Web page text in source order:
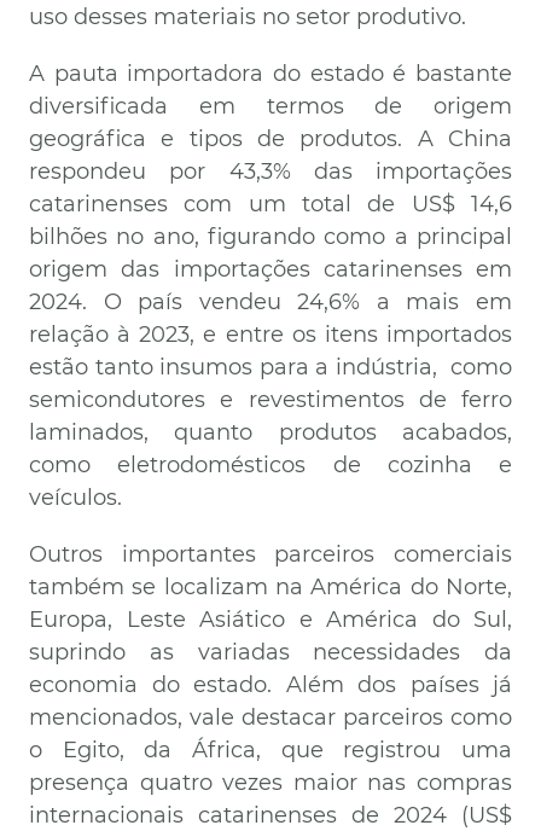
uso desses materiais no setor produtivo.
A pauta importadora do estado é bastante
diversificada em termos de origem
geográfica e tipos de produtos. A China
respondeu por 43,3% das importações
catarinenses com um total de US$ 14,6
bilhões no ano, figurando como a principal
origem das importações catarinenses em
2024. O país vendeu 24,6% a mais em
relação à 2023, e entre os itens importados
estão tanto insumos para a indústria, como
semicondutores e revestimentos de ferro
laminados, quanto produtos acabados,
como eletrodomésticos de cozinha e
veículos.
Outros importantes parceiros comerciais
também se localizam na América do Norte,
Europa, Leste Asiático e América do Sul,
suprindo as variadas necessidades da
economia do estado. Além dos países já
mencionados, vale destacar parceiros como
o Egito, da África, que registrou uma
presença quatro vezes maior nas compras
internacionais catarinenses de 2024 (US$